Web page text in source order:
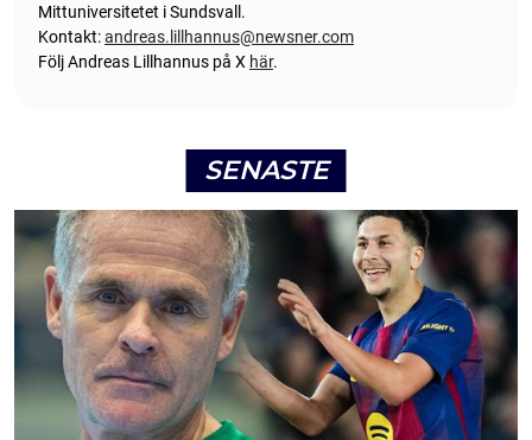
Mittuniversitetet i Sundsvall.
Kontakt:andreas.lillhannus@newsner.com
Följ Andreas Lillhannus på X här.
SENASTE